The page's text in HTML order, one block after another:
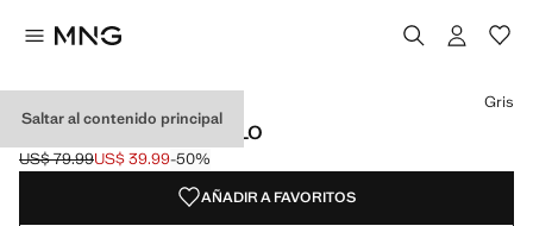
Saltar al contenido principal
ANORAK CAPUCHA PELO
Precio inicial tachado [US$ 79.99 ]
US$ 79.99
Precio actual [US$ 39.99 ]
US$ 39.99-50%
Selecciona un color
Color Gris seleccionado
Gris
AÑADIR A FAVORITOS